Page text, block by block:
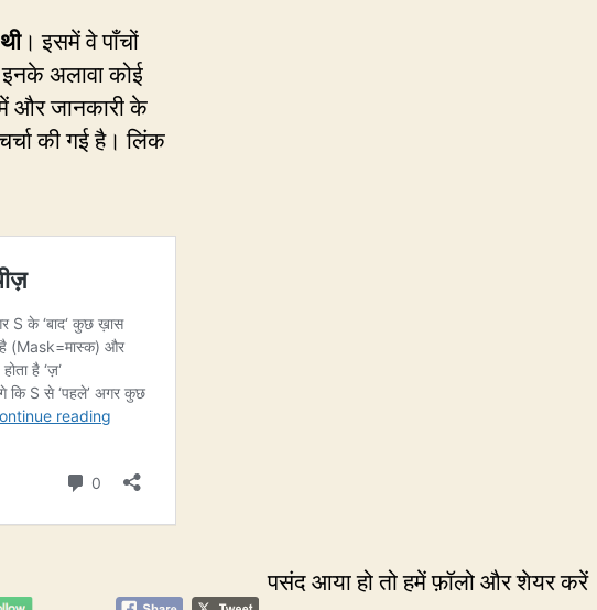
थी। इसमें वे पाँचों
अलावा कोई
और जानकारी के
की गई है। लिंक
पसंद आया हो तो हमें फ़ॉलो और शेयर करें